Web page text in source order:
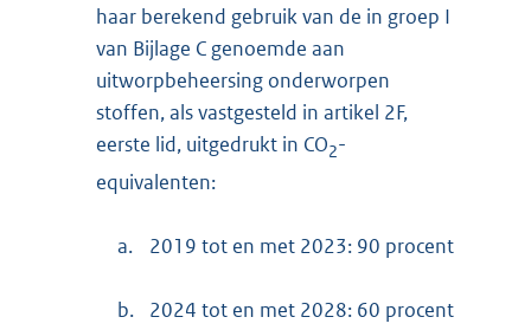
haar berekend gebruik van de in groep I
van Bijlage C genoemde aan
uitworpbeheersing onderworpen
stoffen, als vastgesteld in artikel 2F,
eerste lid, uitgedrukt in CO2-
equivalenten:
a. 2019 tot en met 2023: 90 procent
b. 2024 tot en met 2028: 60 procent